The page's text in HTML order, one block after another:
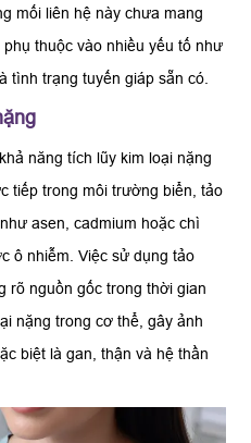
mối liên hệ này chưa mang
thuộc vào nhiều yếu tố như
tình trạng tuyến giáp sẵn có.
năng tích lũy kim loại nặng
tiếp trong môi trường biển, tảo
asen, cadmium hoặc chì
ô nhiễm. Việc sử dụng tảo
rõ nguồn gốc trong thời gian
nặng trong cơ thể, gây ảnh
biệt là gan, thận và hệ thần